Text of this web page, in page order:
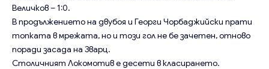
Величков – 1:0.
В продължението на двубоя и Георги Чорбаджийски прати
топката в мрежата, но и този гол не бе зачетен, отново
поради засада на Зварц.
Столичният Локомотив e десети в класирането.